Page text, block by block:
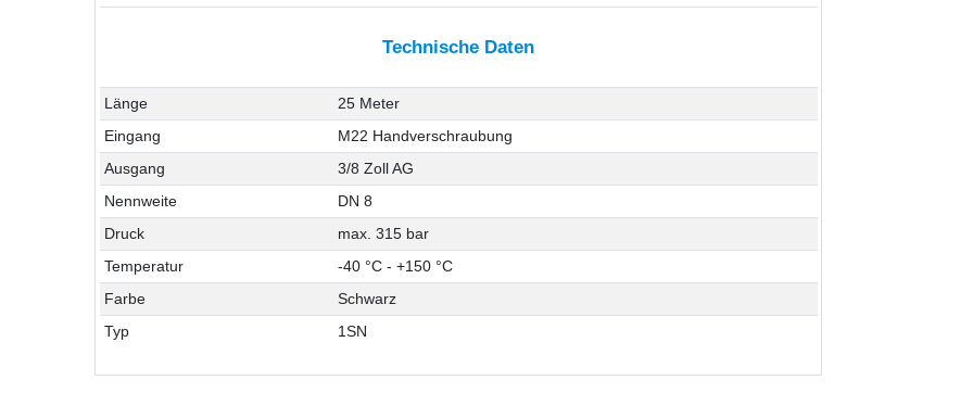
Technische Daten
Länge
25 Meter
Eingang
M22 Handverschraubung
Ausgang
3/8 Zoll AG
Nennweite
DN 8
Druck
max. 315 bar
Temperatur
-40 °C - +150 °C
Farbe
Schwarz
Typ
1SN